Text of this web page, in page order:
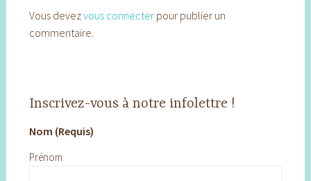
Vous devezvous connecterpour publier un
commentaire.
Inscrivez-vous à notre infolettre !
Nom (Requis)
Prénom